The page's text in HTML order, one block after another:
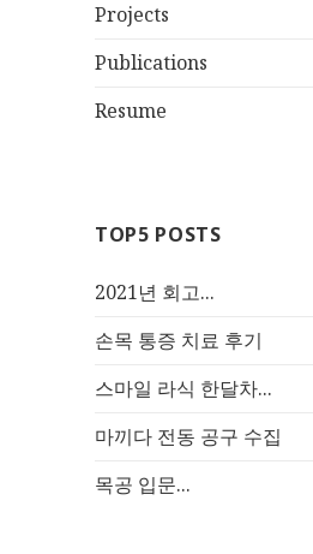
Projects
Publications
Resume
TOP5 POSTS
2021년 회고...
손목 통증 치료 후기
스마일 라식 한달차...
마끼다 전동 공구 수집
목공 입문...